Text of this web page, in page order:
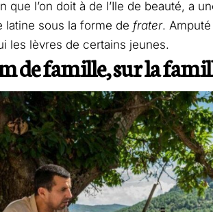
que l’on doit à de l’Ile de beauté, a
latine sous la forme de frater.
les lèvres de certains jeunes.
de famille, sur la